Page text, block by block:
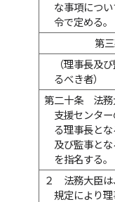
な事項につ
令で定める。
第
（理事長及
るべき者）
第二十条
法務
支援センタ
る理事長と
及び監事と
を指名する。
２
法務大臣
規定により